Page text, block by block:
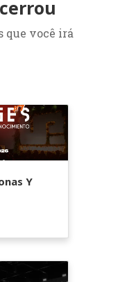
que você irá
Y